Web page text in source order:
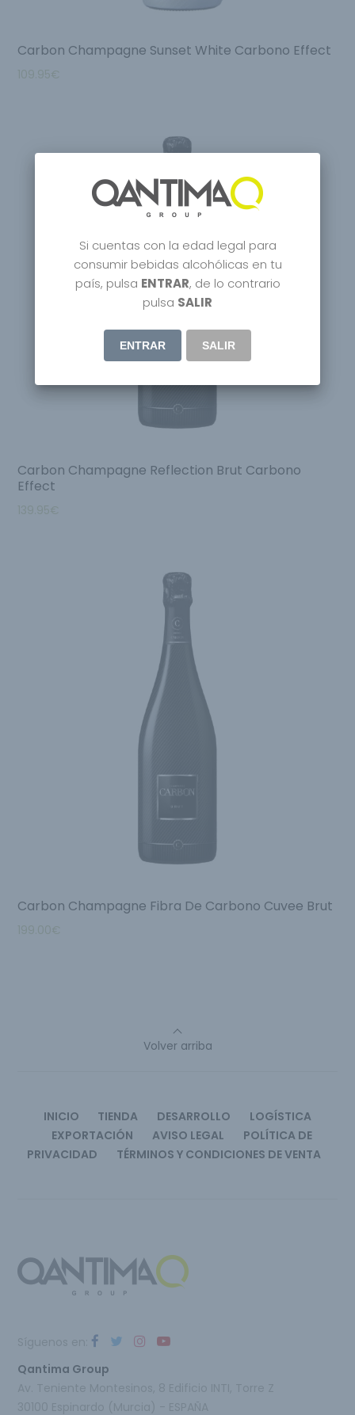
Carbon Champagne Sunset White Carbono Effect
109.95€
Carbon Champagne Reflection Brut Carbono
Effect
139.95€
Carbon Champagne Fibra De Carbono Cuvee Brut
199.00€
Volver arriba
INICIO TIENDA DESARROLLO
LOGÍSTICA
EXPORTACIÓN
AVISO LEGAL
POLÍTICA DE
PRIVACIDAD
TÉRMINOS Y CONDICIONES DE VENTA
Qantima Group
Si cuentas con la edad legal para
consumir bebidas alcohólicas en tu
país, pulsa ENTRAR, de lo contrario
pulsa SALIR
ENTRAR SALIR